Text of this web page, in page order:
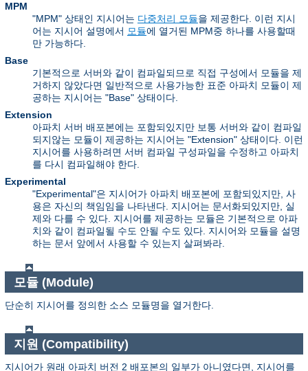
MPM
"MPM" 상태인 지시어는 다중처리 모듈을 제공한다. 이런 지시
어는 지시어 설명에서 모듈에 열거된 MPM중 하나를 사용할때
만 가능하다.
Base
기본적으로 서버와 같이 컴파일되므로 직접 구성에서 모듈을 제
거하지 않았다면 일반적으로 사용가능한 표준 아파치 모듈이 제
공하는 지시어는 "Base" 상태이다.
Extension
아파치 서버 배포본에는 포함되있지만 보통 서버와 같이 컴파일
되지않는 모듈이 제공하는 지시어는 "Extension" 상태이다. 이런
지시어를 사용하려면 서버 컴파일 구성파일을 수정하고 아파치
를 다시 컴파일해야 한다.
Experimental
"Experimental"은 지시어가 아파치 배포본에 포함되있지만, 사
용은 자신의 책임임을 나타낸다. 지시어는 문서화되있지만, 실
제와 다를 수 있다. 지시어를 제공하는 모듈은 기본적으로 아파
치와 같이 컴파일될 수도 안될 수도 있다. 지시어와 모듈을 설명
하는 문서 앞에서 사용할 수 있는지 살펴봐라.
모듈 (Module)
단순히 지시어를 정의한 소스 모듈명을 열거한다.
지원 (Compatibility)
지시어가 원래 아파치 버전 2 배포본의 일부가 아니였다면, 지시어를